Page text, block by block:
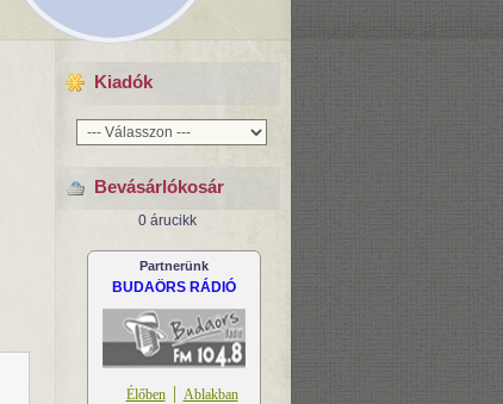
Kiadók
Bevásárlókosár
0 árucikk
Partnerünk
BUDAÖRS RÁDIÓ